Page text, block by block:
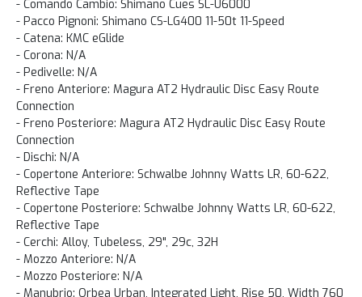
- Comando Cambio: Shimano Cues SL-U6000
- Pacco Pignoni: Shimano CS-LG400 11-50t 11-Speed
- Catena: KMC eGlide
- Corona: N/A
- Pedivelle: N/A
- Freno Anteriore: Magura AT2 Hydraulic Disc Easy Route
Connection
- Freno Posteriore: Magura AT2 Hydraulic Disc Easy Route
Connection
- Dischi: N/A
- Copertone Anteriore: Schwalbe Johnny Watts LR, 60-622,
Reflective Tape
- Copertone Posteriore: Schwalbe Johnny Watts LR, 60-622,
Reflective Tape
- Cerchi: Alloy, Tubeless, 29", 29c, 32H
- Mozzo Anteriore: N/A
- Mozzo Posteriore: N/A
- Manubrio: Orbea Urban, Integrated Light, Rise 50, Width 760